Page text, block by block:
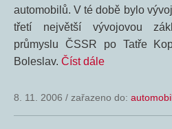
automobilů. V té době bylo
třetí největší vývojovou
průmyslu ČSSR po Tatře
Boleslav. Číst dále
8. 11. 2006 / zařazeno do: